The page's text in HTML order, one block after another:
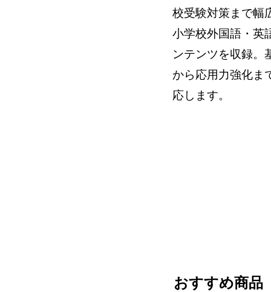
校受験対策まで幅
小学校外国語・英
ンテンツを収録。
から応用力強化ま
応します。
おすすめ商品